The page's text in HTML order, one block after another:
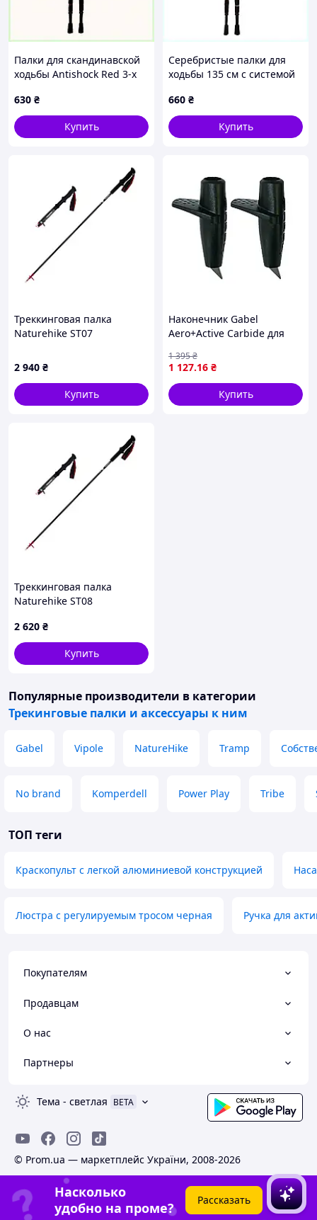
Палки для скандинавской
ходьбы Antishock Red 3-х
630 ₴
Купить
Серебристые палки для
ходьбы 135 см с системой
660 ₴
Купить
Треккинговая палка
Naturehike ST07
бордовая
2 940 ₴
Купить
Наконечник Gabel
Aero+Active Carbide для
черный 2 шт.
1 127.16 ₴
1 395₴
Купить
Треккинговая палка
Naturehike ST08
бордовая
2 620 ₴
Купить
Популярные производители в категории
Трекинговые палки и аксессуары к ним
Gabel Vipole NatureHike Tramp
No brand Komperdell Power Play Tribe
ТОП теги
Краскопульт с легкой алюминиевой конструкцией
Люстра с регулируемым тросом черная Ручка для
Покупателям
Продавцам
О нас
Партнеры
Тема - светлая BETA
© Prom.ua — маркетплейс України, 2008-2026
Насколько
удобно на проме?
Рассказать